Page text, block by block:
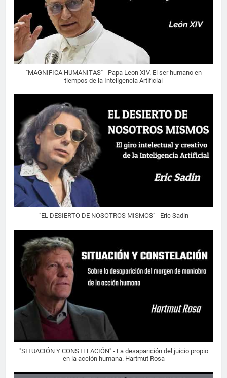
"MAGNIFICA HUMANITAS" - Papa Leon XIV. El ser humano en
tiempos de la Inteligencia Artificial
"EL DESIERTO DE NOSOTROS MISMOS" - Eric Sadin
"SITUACIÓN Y CONSTELACIÓN" - La desaparición del juicio propio
en la acción humana. Hartmut Rosa